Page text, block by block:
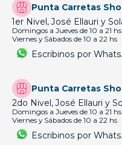
Punta Carretas
1er Nivel, José Ellauri y
Domingos a Jueves de 10 a 21 hs
Viernes y Sábados de 10 a 22 hs
Escribinos por
Punta Carretas
2do Nivel, José Ellauri y
Domingos a Jueves de 10 a 21 hs
Viernes y Sábados de 10 a 22 hs
Escribinos por